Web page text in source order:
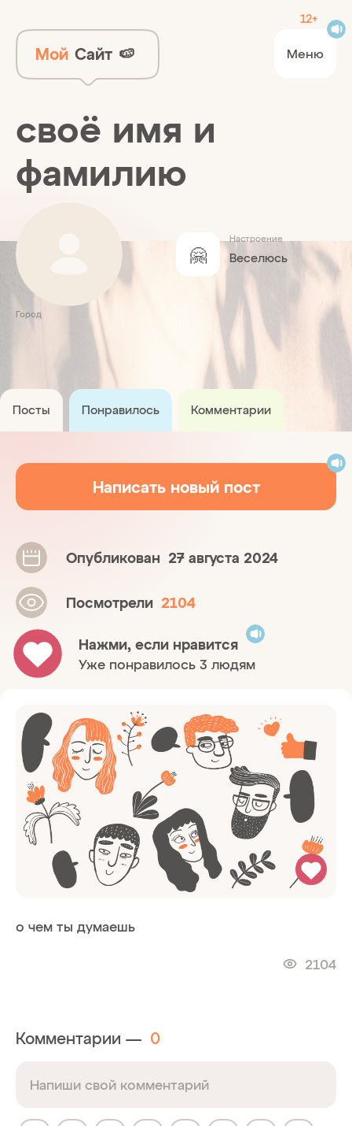
Мой Сайт 🍉 Меню
12+
своё имя и
фамилию
🤗
Настроение
Веселюсь
Город
Посты Понравилось Комментарии
Написать новый пост
о чем ты думаешь
2104
Комментарии — 0
Опубликован 27 августа 2024
Посмотрели 2104
Нажми, если нравится
Уже понравилось 3 людям